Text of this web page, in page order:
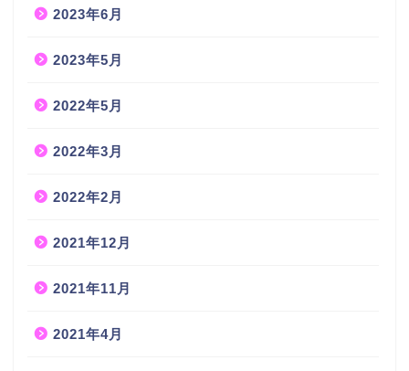
2023年6月
2023年5月
2022年5月
2022年3月
2022年2月
2021年12月
2021年11月
2021年4月